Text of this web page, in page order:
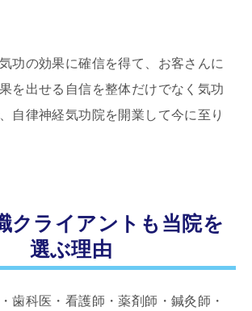
功の効果に確信を得て、お客さんに
を出せる自信を整体だけでなく気功
自律神経気功院を開業して今に至り
ライアントも当院を
選ぶ理由
歯科医・看護師・薬剤師・鍼灸師・